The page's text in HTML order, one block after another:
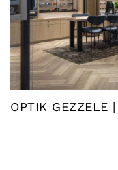
OPTIK GEZZELE